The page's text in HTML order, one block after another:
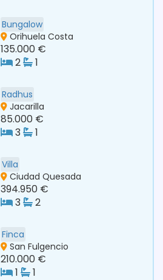
Bungalow
Orihuela Costa
135.000 €
2
1
Radhus
Jacarilla
85.000 €
3
1
Villa
Ciudad Quesada
394.950 €
3
2
Finca
San Fulgencio
210.000 €
1
1